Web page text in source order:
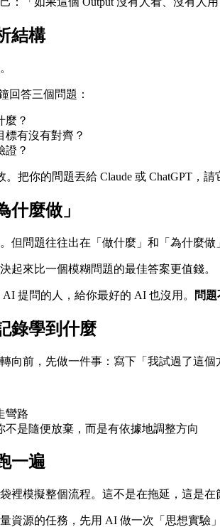
結構
回答三個問題：
麼？
標有沒有對齊？
證？
把你的問題丟給 Claude 或 ChatGPT，
什麼做」
但問題往往出在「做什麼」和「為什麼做
起來比一個模糊問題的最佳答案更值錢。
提問的人，給你最好的 AI 也沒用。 問
錄學到什麼
向前，先做一件事：寫下「我試過了這
彎路
不是隨便放棄，而是有依據地調整方向
一遍
裡模擬整個流程。這不是在拖延，這是在
資源的任務，先用 AI 做一次「思想實驗